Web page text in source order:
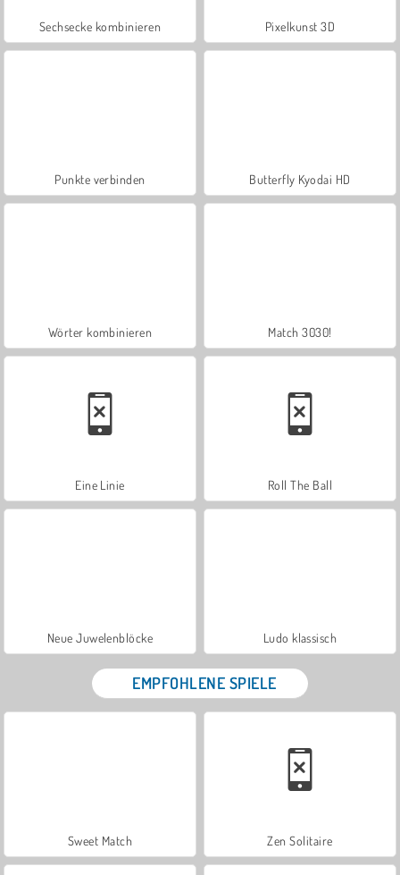
Sechsecke kombinieren Pixelkunst 3D
Punkte verbinden Butterfly Kyodai HD
Wörter kombinieren Match 3030!
Eine Linie Roll The Ball
Neue Juwelenblöcke Ludo klassisch
EMPFOHLENE SPIELE
Sweet Match Zen Solitaire